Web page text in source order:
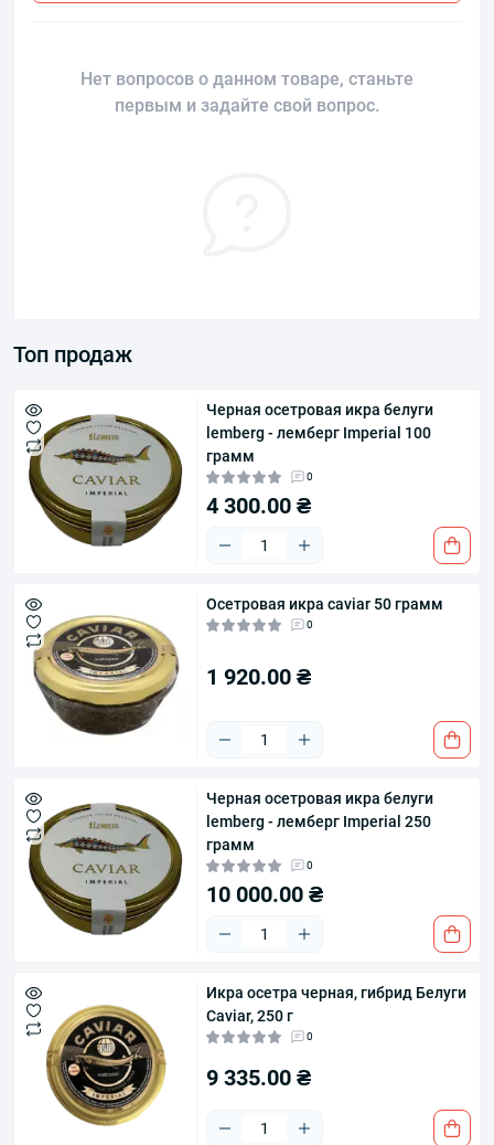
Нет вопросов о данном товаре, станьте
первым и задайте свой вопрос.
Топ продаж
Черная осетровая икра белуги
lemberg - лемберг Imperial 100
грамм
0
4 300.00 ₴
Осетровая икра caviar 50 грамм
0
1 920.00 ₴
Черная осетровая икра белуги
lemberg - лемберг Imperial 250
грамм
0
10 000.00 ₴
Икра осетра черная, гибрид Белуги
Caviar, 250 г
0
9 335.00 ₴